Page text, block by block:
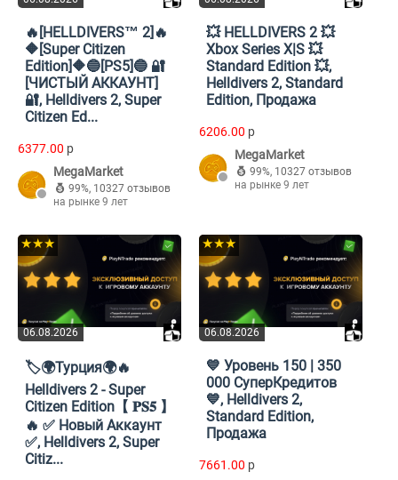
🔥[HELLDIVERS™ 2]🔥
🔶[Super Citizen
Edition]🔶🔵[PS5]🔵 🔐
[ЧИСТЫЙ АККАУНТ]
🔐, Helldivers 2, Super
Citizen Ed...
6377.00 p
MegaMarket
99%, 10327 отзывов
на рынке 9 лет
💥 HELLDIVERS 2 💥
Xbox Series X|S 💥
Standard Edition 💥,
Helldivers 2, Standard
Edition, Продажа
6206.00 p
MegaMarket
99%, 10327 отзывов
на рынке 9 лет
06.08.2026
★★★
🏷🌍Турция🌍🔥
Helldivers 2 - Super
Citizen Edition【 𝐏𝐒𝟓 】
🔥 ✅ Новый Аккаунт
✅, Helldivers 2, Super
Citiz...
06.08.2026
★★★
💙 Уровень 150 | 350
000 СуперКредитов
💙, Helldivers 2,
Standard Edition,
Продажа
7661.00 p